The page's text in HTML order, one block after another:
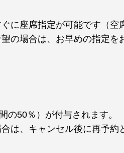
に座席指定が可能です（空
の場合は、お早めの指定を
の50％）が付与されます。
は、キャンセル後に再予約